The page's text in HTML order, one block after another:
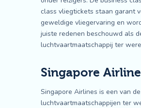
class vliegtickets staan garant
geweldige vliegervaring en
juiste redenen beschouwd als
luchtvaartmaatschappij ter
Singapore
Singapore Airlines is een van
luchtvaartmaatschappijen ter